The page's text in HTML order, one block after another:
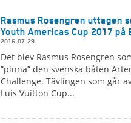
Rasmus Rosengren uttagen
Youth Americas Cup 2017 på
2016-07-29
Det blev Rasmus Rosengren
”pinna” den svenska båten
Challenge. Tävlingen som går
Luis Vuitton Cup...